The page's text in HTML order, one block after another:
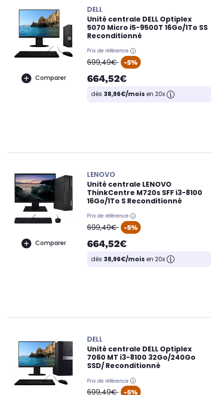
Comparer
DELL
Unité centrale DELL Optiplex
5070 Micro i5-9500T 16Go/1To SS
Reconditionné
Prix de référence
oldPrice
699,49€ -5%
664,52€
dès 38,96€/moisen 20x
Comparer
LENOVO
Unité centrale LENOVO
ThinkCentre M720s SFF i3-8100
16Go/1To S Reconditionné
Prix de référence
oldPrice
699,49€ -5%
664,52€
dès 38,96€/moisen 20x
DELL
Unité centrale DELL Optiplex
7060 MT i3-8100 32Go/240Go
SSD/ Reconditionné
Prix de référence
oldPrice
699,49€ -5%